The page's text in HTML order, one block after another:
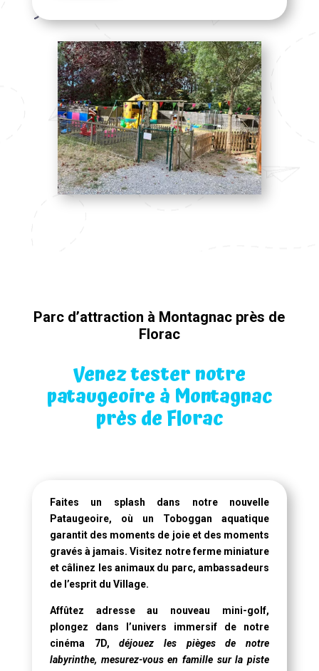
Parc d’attraction à Montagnac près de
Florac
Venez tester notre
pataugeoire à Montagnac
près de Florac
Faites un splash dans notre nouvelle
Pataugeoire, où un Toboggan aquatique
garantit des moments de joie et des moments
gravés à jamais. Visitez notre ferme miniature
et câlinez les animaux du parc, ambassadeurs
de l’esprit du Village.
Affûtez adresse au nouveau mini-golf,
plongez dans l’univers immersif de notre
cinéma 7D,déjouez les pièges de notre
labyrinthe, mesurez-vous en famille sur la piste